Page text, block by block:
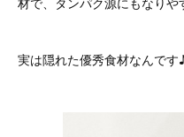
実は隠れた優秀食材なんです